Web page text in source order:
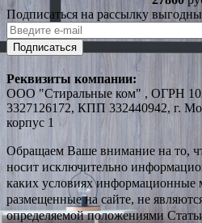
Подписаться на рассылку
Подписаться
Реквизиты компании:
ООО "Стиральные ком" , ОГРН
3327126172, КПП 332440942, г.
корпус 1
Обращаем Ваше внимание на то,
носит исключительно
каких условиях информационные
размещенные на сайте, не
определяемой положениями